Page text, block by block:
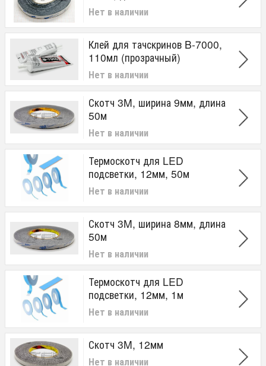
Нет в наличии
Клей для тачскринов B-7000,
110мл (прозрачный)
Нет в наличии
Скотч 3M, ширина 9мм, длина
50м
Нет в наличии
Термоскотч для LED
подсветки, 12мм, 50м
Нет в наличии
Скотч 3M, ширина 8мм, длина
50м
Нет в наличии
Термоскотч для LED
подсветки, 12мм, 1м
Нет в наличии
Скотч 3M, 12мм
Нет в наличии